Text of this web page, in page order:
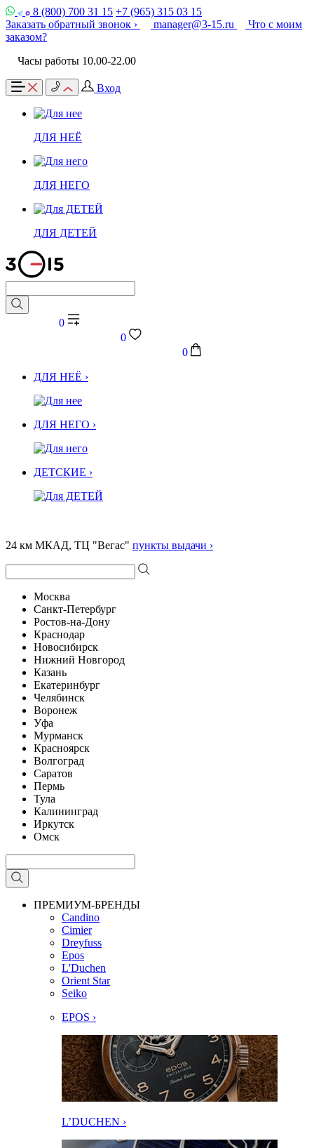
8 (800) 700 31 15 +7 (965) 315 03 15
Заказать обратный звонок ›
manager@3-15.ru
Что с моим
заказом?
Часы работы 10.00-22.00
Вход
ДЛЯ НЕЁ
ДЛЯ НЕГО
ДЛЯ ДЕТЕЙ
0
0
0
ДЛЯ НЕЁ ›
ДЛЯ НЕГО ›
ДЕТСКИЕ ›
24 км МКАД, ТЦ "Вегас" пункты выдачи ›
Москва
Санкт-Петербург
Ростов-на-Дону
Краснодар
Новосибирск
Нижний Новгород
Казань
Екатеринбург
Челябинск
Воронеж
Уфа
Мурманск
Красноярск
Волгоград
Саратов
Пермь
Тула
Калининград
Иркутск
Омск
ПРЕМИУМ-БРЕНДЫ
Candino
Cimier
Dreyfuss
Epos
L'Duchen
Orient Star
Seiko
EPOS ›
L’DUCHEN ›